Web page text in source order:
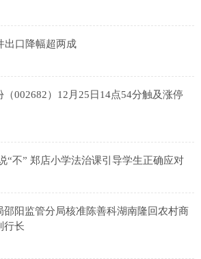
出口降幅超两成
（002682）12月25日14点54分触及涨停
“不” 郑店小学法治课引导学生正确应对
邵阳监管分局核准陈善科湖南隆回农村商
行长